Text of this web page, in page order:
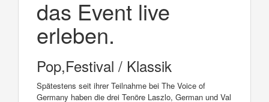
das Event live
erleben.
Pop,Festival / Klassik
Spätestens seit ihrer Teilnahme bei The Voice of
Germany haben die drei Tenöre Laszlo, German und Val